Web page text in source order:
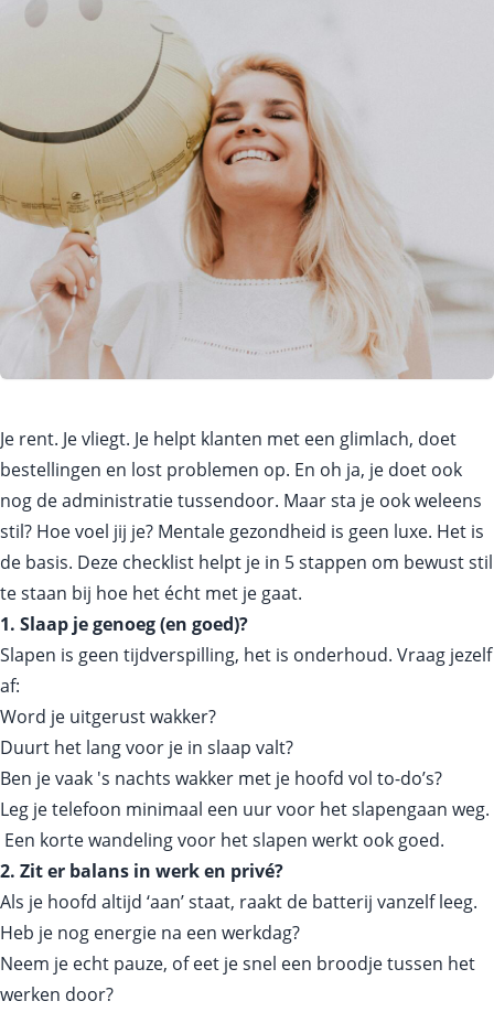
Je rent. Je vliegt. Je helpt klanten met een glimlach, doet
bestellingen en lost problemen op. En oh ja, je doet ook
nog de administratie tussendoor. Maar sta je ook weleens
stil? Hoe voel jij je? Mentale gezondheid is geen luxe. Het is
de basis. Deze checklist helpt je in 5 stappen om bewust stil
te staan bij hoe het écht met je gaat.
1. Slaap je genoeg (en goed)?
Slapen is geen tijdverspilling, het is onderhoud. Vraag jezelf
af:
Word je uitgerust wakker?
Duurt het lang voor je in slaap valt?
Ben je vaak 's nachts wakker met je hoofd vol to-do’s?
Leg je telefoon minimaal een uur voor het slapengaan weg.
Een korte wandeling voor het slapen werkt ook goed.
2. Zit er balans in werk en privé?
Als je hoofd altijd ‘aan’ staat, raakt de batterij vanzelf leeg.
Heb je nog energie na een werkdag?
Neem je echt pauze, of eet je snel een broodje tussen het
werken door?